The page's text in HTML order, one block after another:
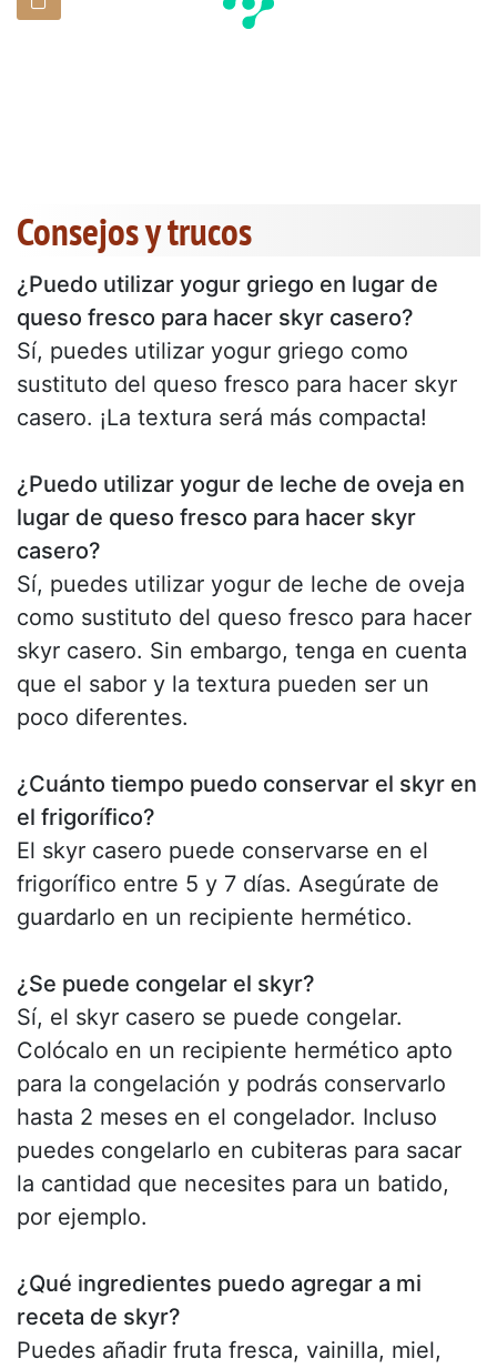
Consejos y trucos
¿Puedo utilizar yogur griego en lugar de
queso fresco para hacer skyr casero?
Sí, puedes utilizar yogur griego como
sustituto del queso fresco para hacer skyr
casero. ¡La textura será más compacta!
¿Puedo utilizar yogur de leche de oveja en
lugar de queso fresco para hacer skyr
casero?
Sí, puedes utilizar yogur de leche de oveja
como sustituto del queso fresco para hacer
skyr casero. Sin embargo, tenga en cuenta
que el sabor y la textura pueden ser un
poco diferentes.
¿Cuánto tiempo puedo conservar el skyr en
el frigorífico?
El skyr casero puede conservarse en el
frigorífico entre 5 y 7 días. Asegúrate de
guardarlo en un recipiente hermético.
¿Se puede congelar el skyr?
Sí, el skyr casero se puede congelar.
Colócalo en un recipiente hermético apto
para la congelación y podrás conservarlo
hasta 2 meses en el congelador. Incluso
puedes congelarlo en cubiteras para sacar
la cantidad que necesites para un batido,
por ejemplo.
¿Qué ingredientes puedo agregar a mi
receta de skyr?
Puedes añadir fruta fresca, vainilla, miel,